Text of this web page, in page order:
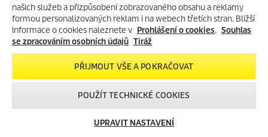
ID datové schránky: ic4eqpk
> Tiráž
našich služeb a přizpůsobení zobrazovaného obsahu a reklamy
formou personalizovaných reklam i na webech třetích stran. Bližší
informace o cookies naleznete v Prohlášení o cookies. Souhlas
se zpracováním osobních údajů Tiráž
PŘIJMOUT VŠE A POKRAČOVAT
POUŽÍT TECHNICKÉ COOKIES
UPRAVIT NASTAVENÍ